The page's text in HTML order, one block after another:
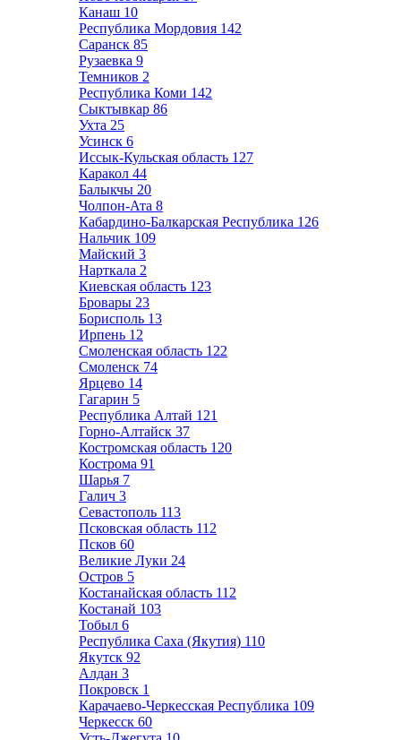
Канаш 10
Республика Мордовия 142
Саранск 85
Рузаевка 9
Темников 2
Республика Коми 142
Сыктывкар 86
Ухта 25
Усинск 6
Иссык-Кульская область 127
Каракол 44
Балыкчы 20
Чолпон-Ата 8
Кабардино-Балкарская Республика 126
Нальчик 109
Майский 3
Нарткала 2
Киевская область 123
Бровары 23
Борисполь 13
Ирпень 12
Смоленская область 122
Смоленск 74
Ярцево 14
Гагарин 5
Республика Алтай 121
Горно-Алтайск 37
Костромская область 120
Кострома 91
Шарья 7
Галич 3
Севастополь 113
Псковская область 112
Псков 60
Великие Луки 24
Остров 5
Костанайская область 112
Костанай 103
Тобыл 6
Республика Саха (Якутия) 110
Якутск 92
Алдан 3
Покровск 1
Карачаево-Черкесская Республика 109
Черкесск 60